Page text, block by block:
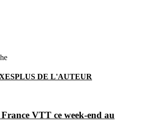
PLUS DE L'AUTEUR
VTT ce week-end au